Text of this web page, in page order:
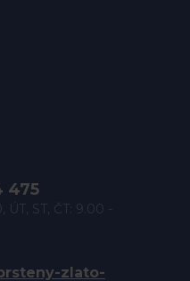
475
ÚT, ST, ČT: 9.00 -
zlato-